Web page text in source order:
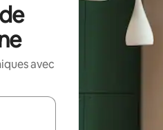
avec
flèches vers le haut et vers le